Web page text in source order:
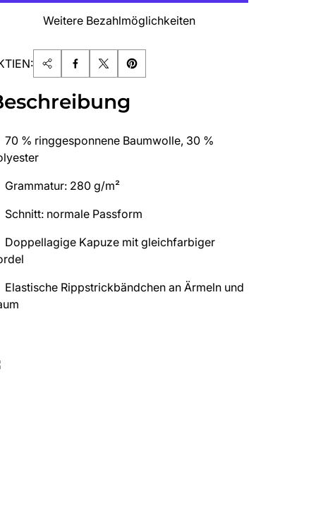
Weitere Bezahlmöglichkeiten
70 % ringgesponnene Baumwolle, 30 %
Grammatur: 280 g/m²
Schnitt: normale Passform
Doppellagige Kapuze mit gleichfarbiger
Elastische Rippstrickbändchen an Ärmeln und